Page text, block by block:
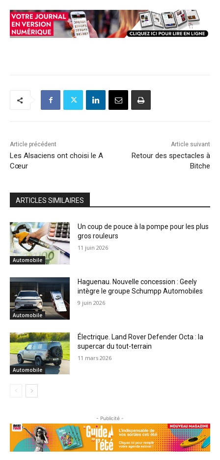
Article précédent
Les Alsaciens ont choisi le A
Cœur
Article suivant
Retour des spectacles à
Bitche
ARTICLES SIMILAIRES
Automobile
Un coup de pouce à la pompe pour les plus
gros rouleurs
11 juin 2026
Automobile
Haguenau. Nouvelle concession : Geely
intègre le groupe Schumpp Automobiles
9 juin 2026
Automobile
Électrique. Land Rover Defender Octa : la
supercar du tout-terrain
11 mars 2026
- Publicité -